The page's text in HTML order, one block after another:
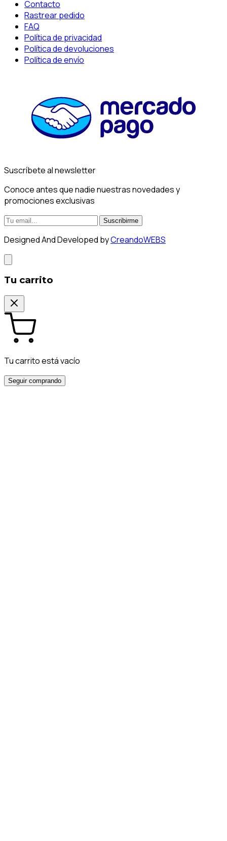
Contacto
Rastrear pedido
FAQ
Política de privacidad
Política de devoluciones
Política de envío
Suscríbete al newsletter
Conoce antes que nadie nuestras novedades y
promociones exclusivas
Suscribirme
Designed And Developed byCreandoWEBS
Tu carrito
Tu carrito está vacío
Seguir comprando